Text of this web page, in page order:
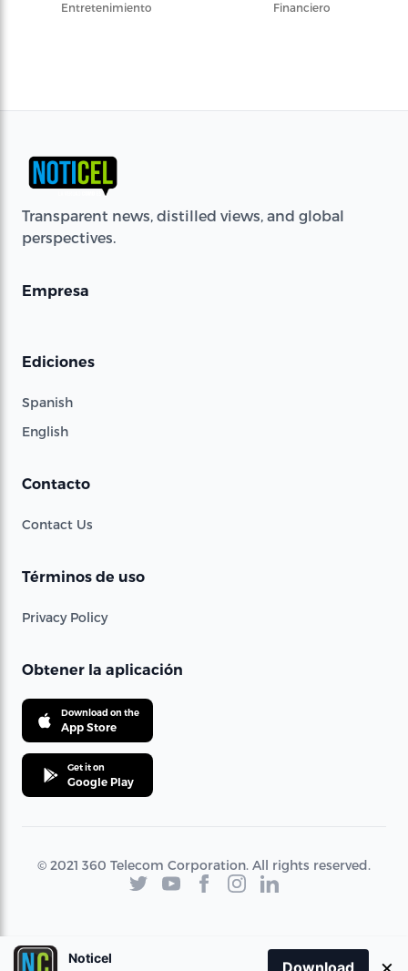
Entretenimiento
Financiero
Transparent news, distilled views, and global
perspectives.
Empresa
Ediciones
Spanish
English
Contacto
Contact Us
Términos de uso
Privacy Policy
Obtener la aplicación
Download on the
App Store
Get it on
Google Play
© 2021 360 Telecom Corporation. All rights reserved.
Noticel
Download